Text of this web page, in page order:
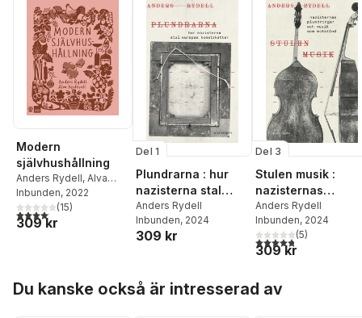
Modern
självhushållning
Anders Rydell, Alva
Herdevall
Inbunden, 2022
4,1utav 5 stjärnor. Totalt antal röster:
(15)
309 kr
Del 1
Plundrarna : hur
nazisterna stal
Europas
konstskatter
Anders Rydell
Inbunden, 2024
309 kr
Del 3
Stulen musik :
nazisternas
plundringar och
musik som
motstånd
Anders Rydell
Inbunden, 2024
4,8utav 5 stjärnor.
(5)
309 kr
Du kanske också är intresserad av